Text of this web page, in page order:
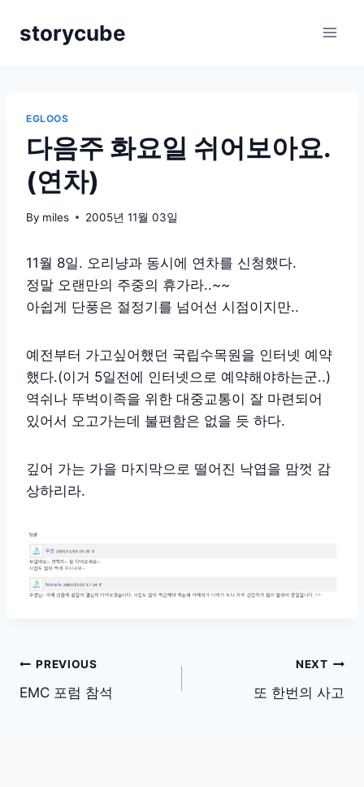
storycube
EGLOOS
다음주 화요일 쉬어보아요.
(연차)
By miles 2005년 11월 03일
11월 8일. 오리냥과 동시에 연차를 신청했다.
정말 오랜만의 주중의 휴가라..~~
아쉽게 단풍은 절정기를 넘어선 시점이지만..
예전부터 가고싶어했던 국립수목원을 인터넷 예약
했다.(이거 5일전에 인터넷으로 예약해야하는군..)
역쉬나 뚜벅이족을 위한 대중교통이 잘 마련되어
있어서 오고가는데 불편함은 없을 듯 하다.
깊어 가는 가을 마지막으로 떨어진 낙엽을 맘껏 감
상하리라.
글
탐
PREVIOUS
EMC 포럼 참석
NEXT
또 한번의 사고